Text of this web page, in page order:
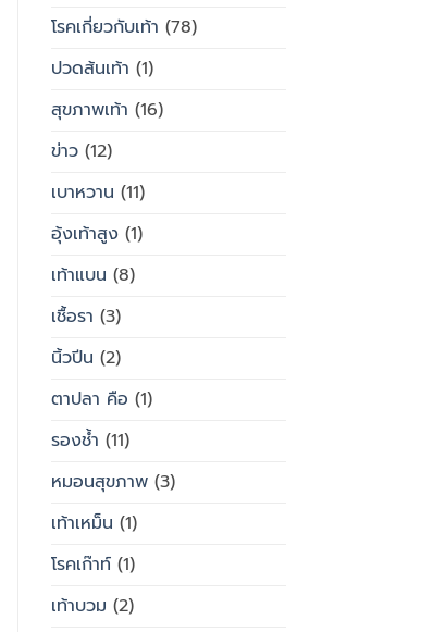
โรคเกี่ยวกับเท้า (78)
ปวดส้นเท้า (1)
สุขภาพเท้า (16)
ข่าว(12)
เบาหวาน (11)
อุ้งเท้าสูง(1)
เท้าแบน (8)
เชื้อรา (3)
นิ้วปีน (2)
ตาปลา คือ (1)
รองช้ำ (11)
หมอนสุขภาพ(3)
เท้าเหม็น (1)
โรคเก๊าท์(1)
เท้าบวม (2)